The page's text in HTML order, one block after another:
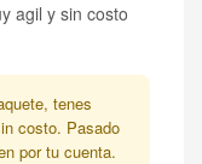
agil y sin costo
tenes
costo. Pasado
por tu cuenta.